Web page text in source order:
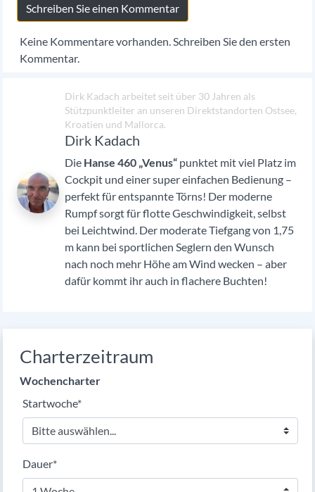
Schreiben Sie einen Kommentar
Keine Kommentare vorhanden. Schreiben Sie den ersten
Kommentar.
Dirk Kadach arbeitet seit über 30 Jahren als
Stützpunktleiter an unseren Direktstandorten Ostsee,
Kroatien und Mallorca.
Dirk Kadach
Die Hanse 460 „Venus“ punktet mit viel Platz im
Cockpit und einer super einfachen Bedienung –
perfekt für entspannte Törns! Der moderne
Rumpf sorgt für flotte Geschwindigkeit, selbst
bei Leichtwind. Der moderate Tiefgang von 1,75
m kann bei sportlichen Seglern den Wunsch
nach noch mehr Höhe am Wind wecken – aber
dafür kommt ihr auch in flachere Buchten!
Charterzeitraum
Wochencharter
Pflichtfeld
Startwoche*
Pflichtfeld
Dauer*